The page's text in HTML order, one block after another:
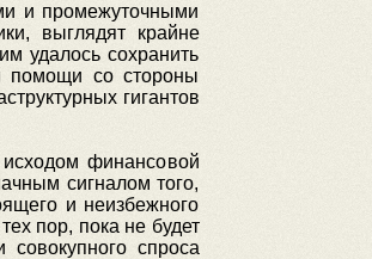
и промежуточными
выглядят крайне
удалось сохранить
помощи со стороны
гигантов
финансовой
сигналом того,
и неизбежного
пор, пока не будет
спроса